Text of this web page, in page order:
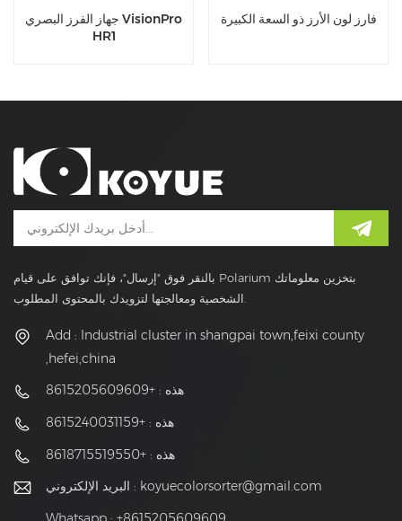
جهاز الفرز البصري VisionPro
HR1
فارز لون الأرز ذو السعة الكبيرة
بالنقر فوق "إرسال"، فإنك توافق على قيام Polarium بتخزين معلوماتك
Add : Industrial cluster in shangpai town,feixi county
,hefei,china
هذه : +8615205609609
هذه : +8615240031159
هذه : +8618715519550
البريد الإلكتروني : koyuecolorsorter@gmail.com